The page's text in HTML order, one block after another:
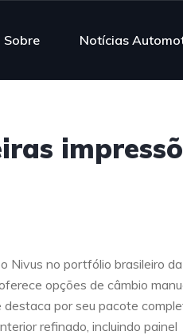
Sobre Notícias
Nivus no portfólio brasileiro da
opções de câmbio
por seu pacote
refinado, incluindo painel